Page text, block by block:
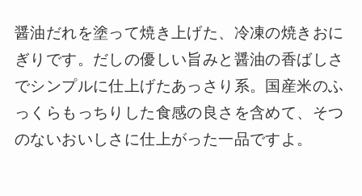
醤油だれを塗って焼き上げた、冷凍の焼きおに
ぎりです。だしの優しい旨みと醤油の香ばしさ
でシンプルに仕上げたあっさり系。国産米のふ
っくらもっちりした食感の良さを含めて、そつ
のないおいしさに仕上がった一品ですよ。